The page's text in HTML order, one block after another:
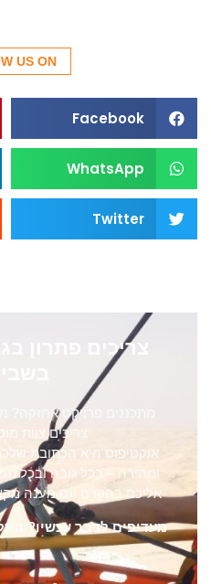
US ON
Facebook
WhatsApp
Twitter
צריכים פתרון
מתכננים פרויקט אחזקה?
צריכים צוות
אוקטיפוס היא הכתובת
ומהירה – בכל גובה ובכל
אליכם בהקדם עם מענה